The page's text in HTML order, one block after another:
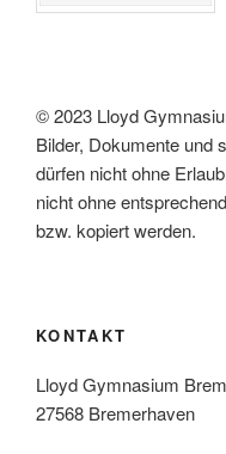
© 2023 Lloyd
Bilder, Dokumente und
dürfen nicht ohne
nicht ohne
bzw. kopiert werden.
KONTAKT
Lloyd Gymnasium
27568 Bremerhaven